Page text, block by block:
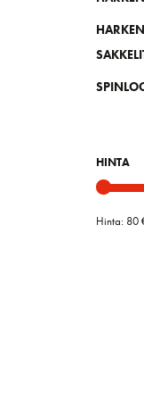
HINTA
Hinta: 80